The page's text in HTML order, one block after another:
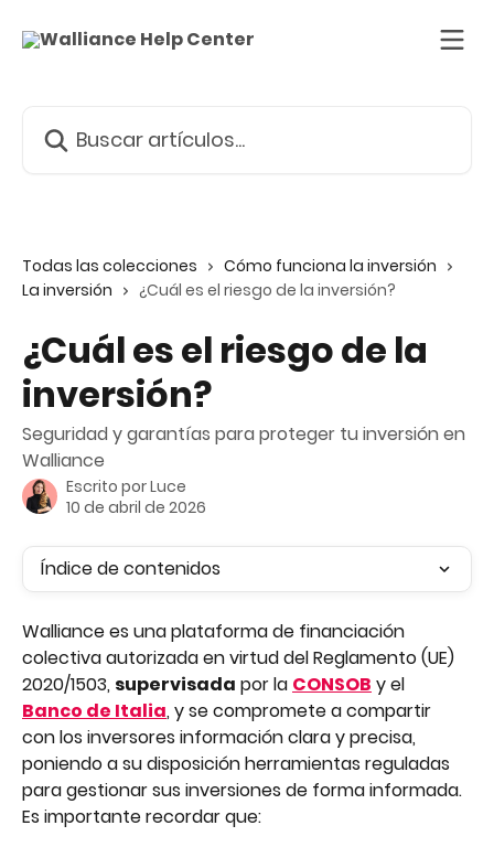
Todas las colecciones
Cómo funciona la inversión
La inversión
¿Cuál es el riesgo de la inversión?
¿Cuál es el riesgo de la
inversión?
Seguridad y garantías para proteger tu inversión en
Walliance
Escrito porLuce
10 de abril de 2026
Índice de contenidos
Walliance es una plataforma de financiación
colectiva autorizada en virtud del Reglamento (UE)
2020/1503, supervisada por la CONSOB y el
Banco de Italia, y se compromete a compartir
con los inversores información clara y precisa,
poniendo a su disposición herramientas reguladas
para gestionar sus inversiones de forma informada.
Es importante recordar que: